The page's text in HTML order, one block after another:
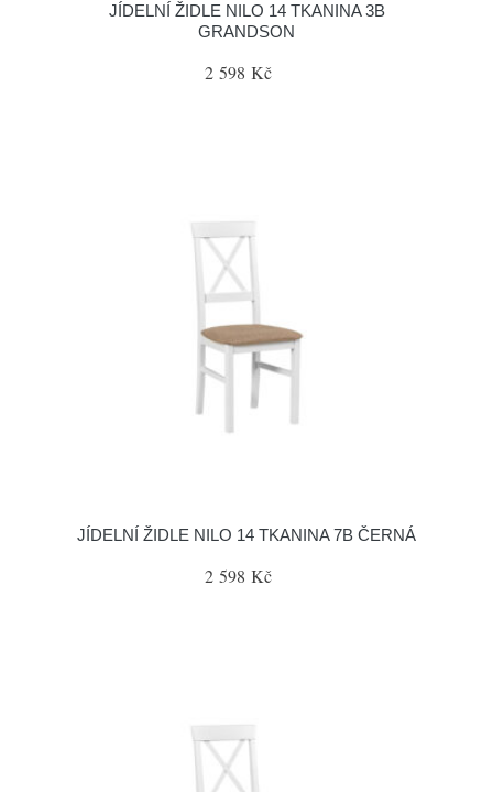
JÍDELNÍ ŽIDLE NILO 14 TKANINA 3B
GRANDSON
2 598 Kč
JÍDELNÍ ŽIDLE NILO 14 TKANINA 7B ČERNÁ
2 598 Kč